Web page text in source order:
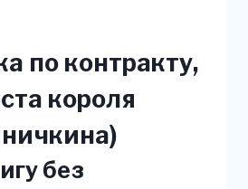
по контракту,
короля
без